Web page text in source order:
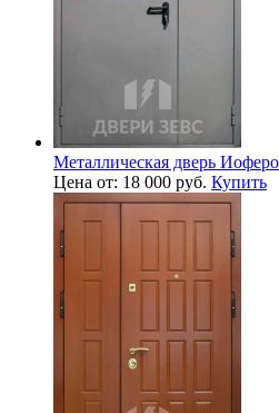
Металлическая дверь
Цена от: 18 000 руб. Купить